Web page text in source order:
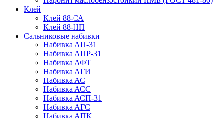
Клей
Клей 88-СА
Клей 88-НП
Сальниковые набивки
Набивка АП-31
Набивка АПР-31
Набивка АФТ
Набивка АГИ
Набивка АС
Набивка АСС
Набивка АСП-31
Набивка АГС
Набивка АПК